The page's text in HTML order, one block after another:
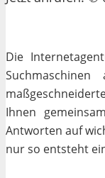
Die
Ihnen
Antworten auf
nur so entsteht